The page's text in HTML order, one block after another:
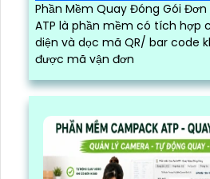
Phần Mềm Quay Đóng Gói
ATP là phần mềm có tích hợp
diện và dọc mã QR/ bar code
được mã vận đơn